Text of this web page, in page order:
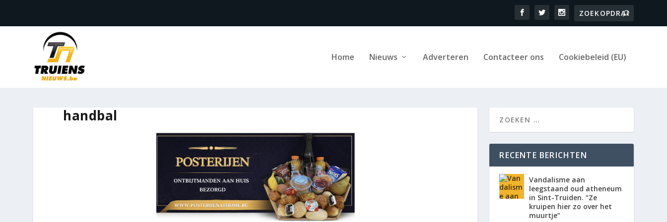
Home Nieuws Adverteren Contacteer ons Cookiebeleid (EU)
handbal
RECENTE BERICHTEN
Vandalisme aan
leegstaand oud atheneum
in Sint-Truiden. “Ze
kruipen hier zo over het
muurtje”